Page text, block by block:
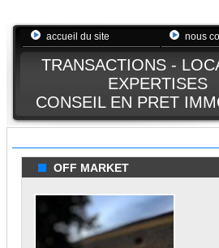
accueil du site nous
TRANSACTIONS -
EXPERTISES
CONSEIL EN PRET
OFF MARKET